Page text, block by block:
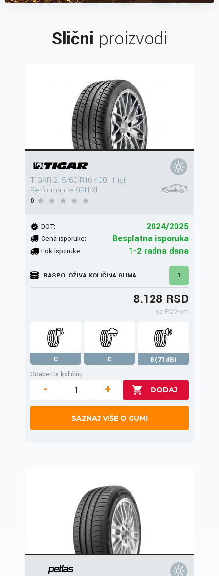
Slični proizvodi
TIGAR 215/60 R16 4001 High
Performance 99H XL
0
DOT: 2024/2025
Cena isporuke: Besplatna isporuka
Rok isporuke: 1-2 radna dana
RASPOLOŽIVA KOLIČINA GUMA 1
8.128 RSD
sa PDV-om
C C
B(71dB)
Odaberite količinu
- +
SAZNAJ VIŠE O GUMI